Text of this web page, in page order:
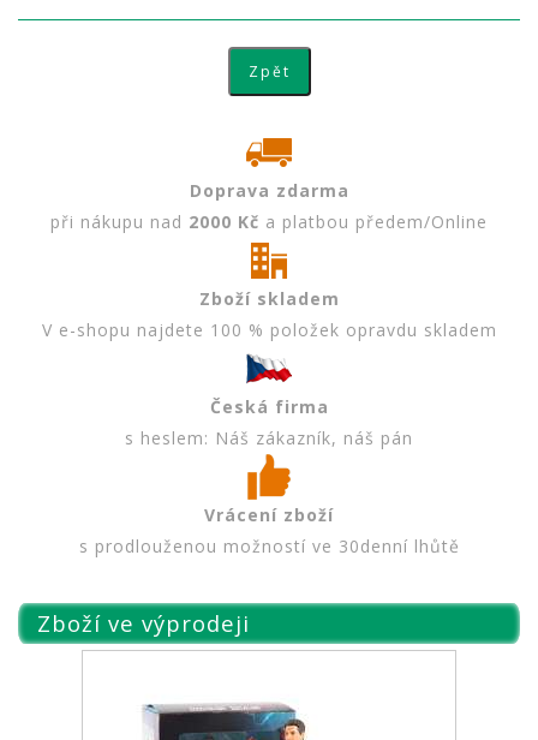
Doprava zdarma
při nákupu nad 2000 Kč a platbou předem/Online
Zboží skladem
V e-shopu najdete 100 % položek opravdu skladem
Česká firma
s heslem: Náš zákazník, náš pán
Vrácení zboží
s prodlouženou možností ve 30denní lhůtě
Zboží ve výprodeji